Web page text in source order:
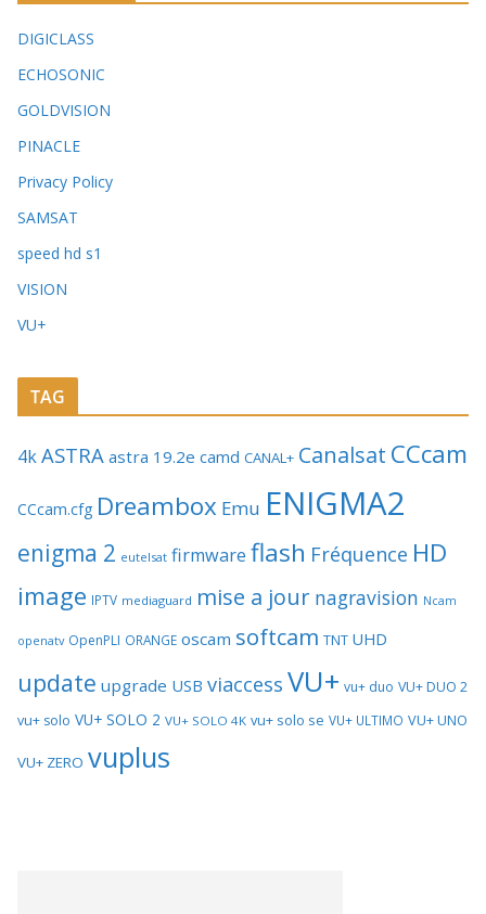
DIGICLASS
ECHOSONIC
GOLDVISION
PINACLE
Privacy Policy
SAMSAT
speed hd s1
VISION
VU+
TAG
4kASTRA astra 19.2e camd CANAL+ Canalsat CCcam
CCcam.cfg Dreambox Emu ENIGMA2
enigma 2 eutelsat firmware flash Fréquence HD
image IPTV mediaguard mise a jour nagravision Ncam
openatv OpenPLI ORANGE oscam softcam TNT UHD
update upgrade USB viaccess VU+ vu+ duo VU+ DUO 2
vu+ solo VU+ SOLO 2 VU+ SOLO 4K vu+ solo se VU+ ULTIMO VU+ UNO
VU+ ZERO vuplus